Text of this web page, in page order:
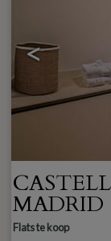
<
MADRID
Flats te koop